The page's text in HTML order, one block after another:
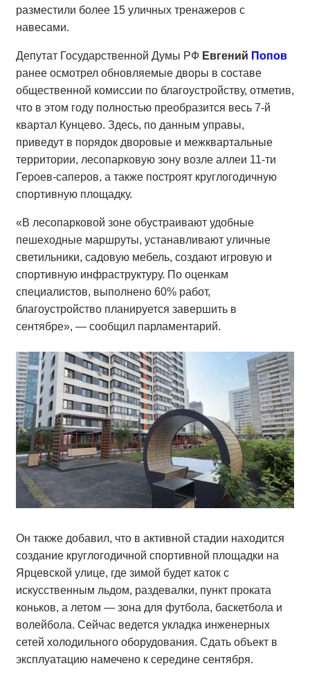
разместили более 15 уличных тренажеров с
навесами.
Депутат Государственной Думы РФ Евгений Попов
ранее осмотрел обновляемые дворы в составе
общественной комиссии по благоустройству, отметив,
что в этом году полностью преобразится весь 7-й
квартал Кунцево. Здесь, по данным управы,
приведут в порядок дворовые и межквартальные
территории, лесопарковую зону возле аллеи 11-ти
Героев-саперов, а также построят круглогодичную
спортивную площадку.
«В лесопарковой зоне обустраивают удобные
пешеходные маршруты, устанавливают уличные
светильники, садовую мебель, создают игровую и
спортивную инфраструктуру. По оценкам
специалистов, выполнено 60% работ,
благоустройство планируется завершить в
сентябре», — сообщил парламентарий.
Он также добавил, что в активной стадии находится
создание круглогодичной спортивной площадки на
Ярцевской улице, где зимой будет каток с
искусственным льдом, раздевалки, пункт проката
коньков, а летом — зона для футбола, баскетбола и
волейбола. Сейчас ведется укладка инженерных
сетей холодильного оборудования. Сдать объект в
эксплуатацию намечено к середине сентября.